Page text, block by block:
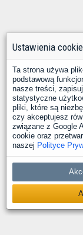
Ustawienia
Ta strona używa
podstawową
nasze treści,
statystyczne
pliki, które są
czy akceptujesz
związane z Google
cookie oraz
naszej Polityce